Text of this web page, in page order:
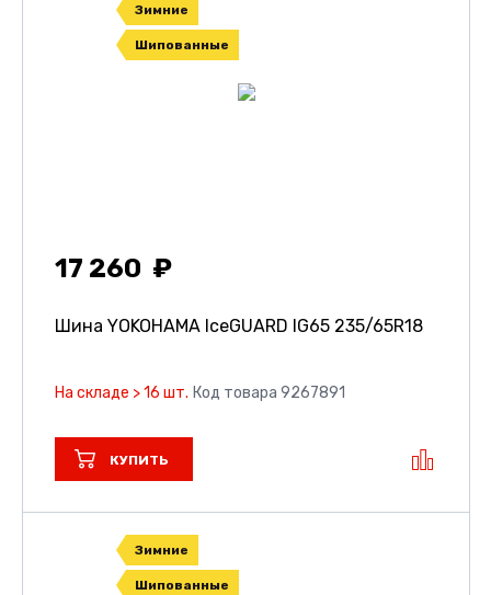
Зимние
Шипованные
17 260
Шина YOKOHAMA IceGUARD IG65 235/65R18
На складе > 16 шт. Код товара 9267891
КУПИТЬ
Зимние
Шипованные